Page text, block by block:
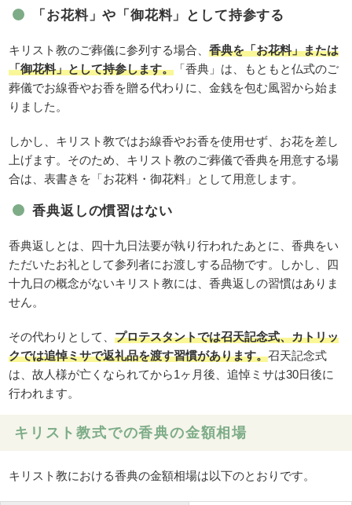
「お花料」や「御花料」として持参する
キリスト教のご葬儀に参列する場合、香典を「お花料」または
「御花料」として持参します。 「香典」は、もともと仏式のご
葬儀でお線香やお香を贈る代わりに、金銭を包む風習から始ま
りました。
しかし、キリスト教ではお線香やお香を使用せず、お花を差し
上げます。そのため、キリスト教のご葬儀で香典を用意する場
合は、表書きを「お花料・御花料」として用意します。
香典返しの慣習はない
香典返しとは、四十九日法要が執り行われたあとに、香典をい
ただいたお礼として参列者にお渡しする品物です。しかし、四
十九日の概念がないキリスト教には、香典返しの習慣はありま
せん。
その代わりとして、プロテスタントでは召天記念式、カトリッ
クでは追悼ミサで返礼品を渡す習慣があります。召天記念式
は、故人様が亡くなられてから1ヶ月後、追悼ミサは30日後に
行われます。
キリスト教式での香典の金額相場
キリスト教における香典の金額相場は以下のとおりです。